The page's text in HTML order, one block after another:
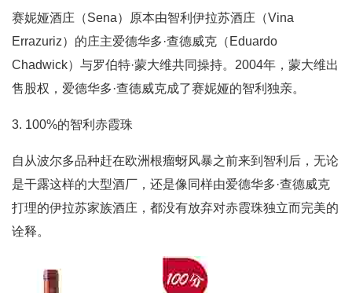
赛妮娅酒庄（Sena）原本由智利伊拉苏酒庄（Vina
Errazuriz）的庄主爱德华多·查德威克（Eduardo
Chadwick）与罗伯特·蒙大维共同操持。2004年，蒙大维出
售股权，爱德华多·查德威克成了赛妮娅的智利独亲。
3. 100%的智利赤霞珠
自从波尔多品种赶在欧洲根瘤蚜风暴之前来到智利后，无论
是干露这样的大型酒厂，还是像同样由爱德华多·查德威克
打理的伊拉苏家族酒庄，都没有放弃对赤霞珠独立而完美的
诠释。